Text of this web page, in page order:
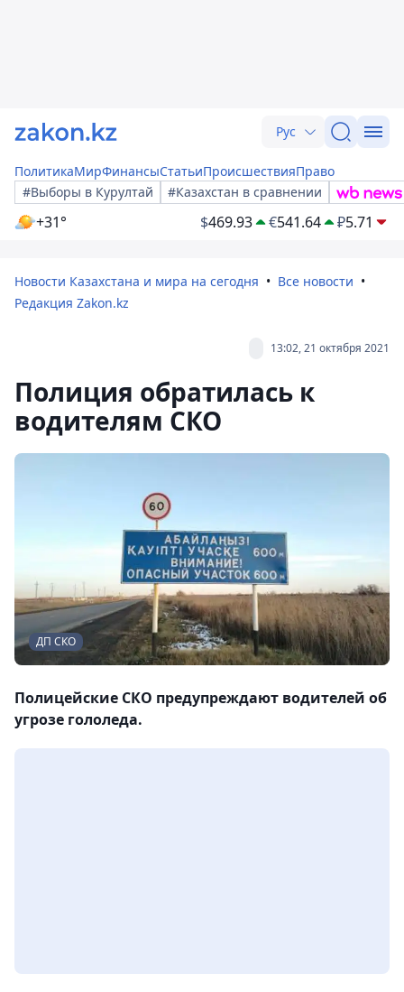
Рус
ПолитикаМирФинансыСтатьиПроисшествияПраво
#Выборы в Курултай
#Казахстан в сравнении
+31° $469.93 €541.64 ₽5.71
Новости Казахстана и мира на сегодня
Все новости
Редакция Zakon.kz
13:02, 21 октября 2021
Полиция обратилась к
водителям СКО
ДП СКО
Полицейские СКО предупреждают водителей об
угрозе гололеда.